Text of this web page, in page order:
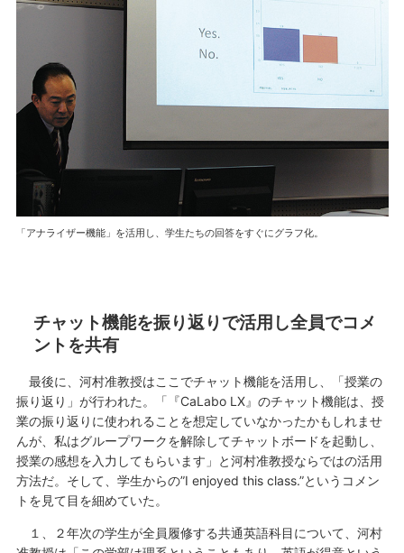
「アナライザー機能」を活用し、学生たちの回答をすぐにグラフ化。
チャット機能を振り返りで活用し全員でコメ
ントを共有
最後に、河村准教授はここでチャット機能を活用し、「授業の
振り返り」が行われた。「『CaLabo LX』のチャット機能は、授
業の振り返りに使われることを想定していなかったかもしれませ
んが、私はグループワークを解除してチャットボードを起動し、
授業の感想を入力してもらいます」と河村准教授ならではの活用
方法だ。そして、学生からの”I enjoyed this class.”というコメン
トを見て目を細めていた。
１、２年次の学生が全員履修する共通英語科目について、河村